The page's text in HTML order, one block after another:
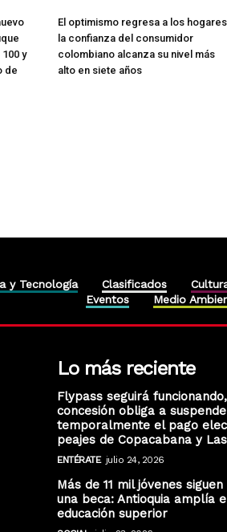
y
de
El optimismo regresa a los
la confianza del consumidor
colombiano alcanza su nivel más
alto en siete años
y Tecnología Clasificados
Eventos
Medio
Lo más reciente
Flypass seguirá
concesión obliga a
temporalmente el pago
peajes de Copacabana y
ENTÉRATE julio 24, 2026
Más de 11 mil jóvenes
una beca: Antioquia amplía
educación superior